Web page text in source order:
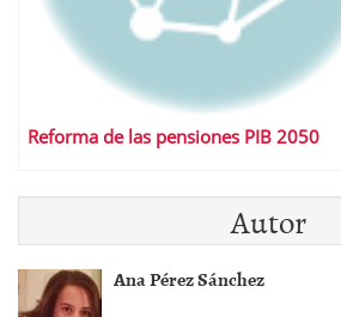
Reforma de las pensiones PIB 2050
Autor
Ana Pérez Sánchez